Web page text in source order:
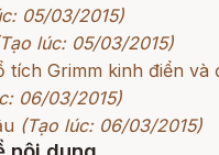
05/03/2015)
lúc: 05/03/2015)
Grimm kinh điển và
06/03/2015)
(Tạo lúc: 06/03/2015)